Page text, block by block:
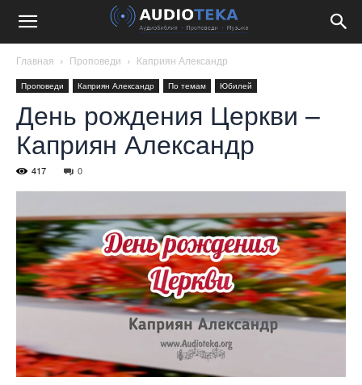
Главная Проповеди Каприян Александр
Проповеди Каприян Александр По темам Юбилей
День рождения Церкви –
Каприян Александр
417 0